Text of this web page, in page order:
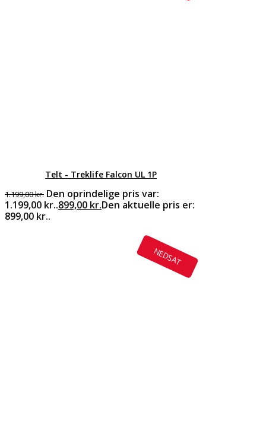
Telt - Treklife Falcon UL 1P
1.199,00kr. Den oprindelige pris var:
1.199,00 kr..899,00 kr.Den aktuelle pris er:
899,00 kr..
NEDSAT